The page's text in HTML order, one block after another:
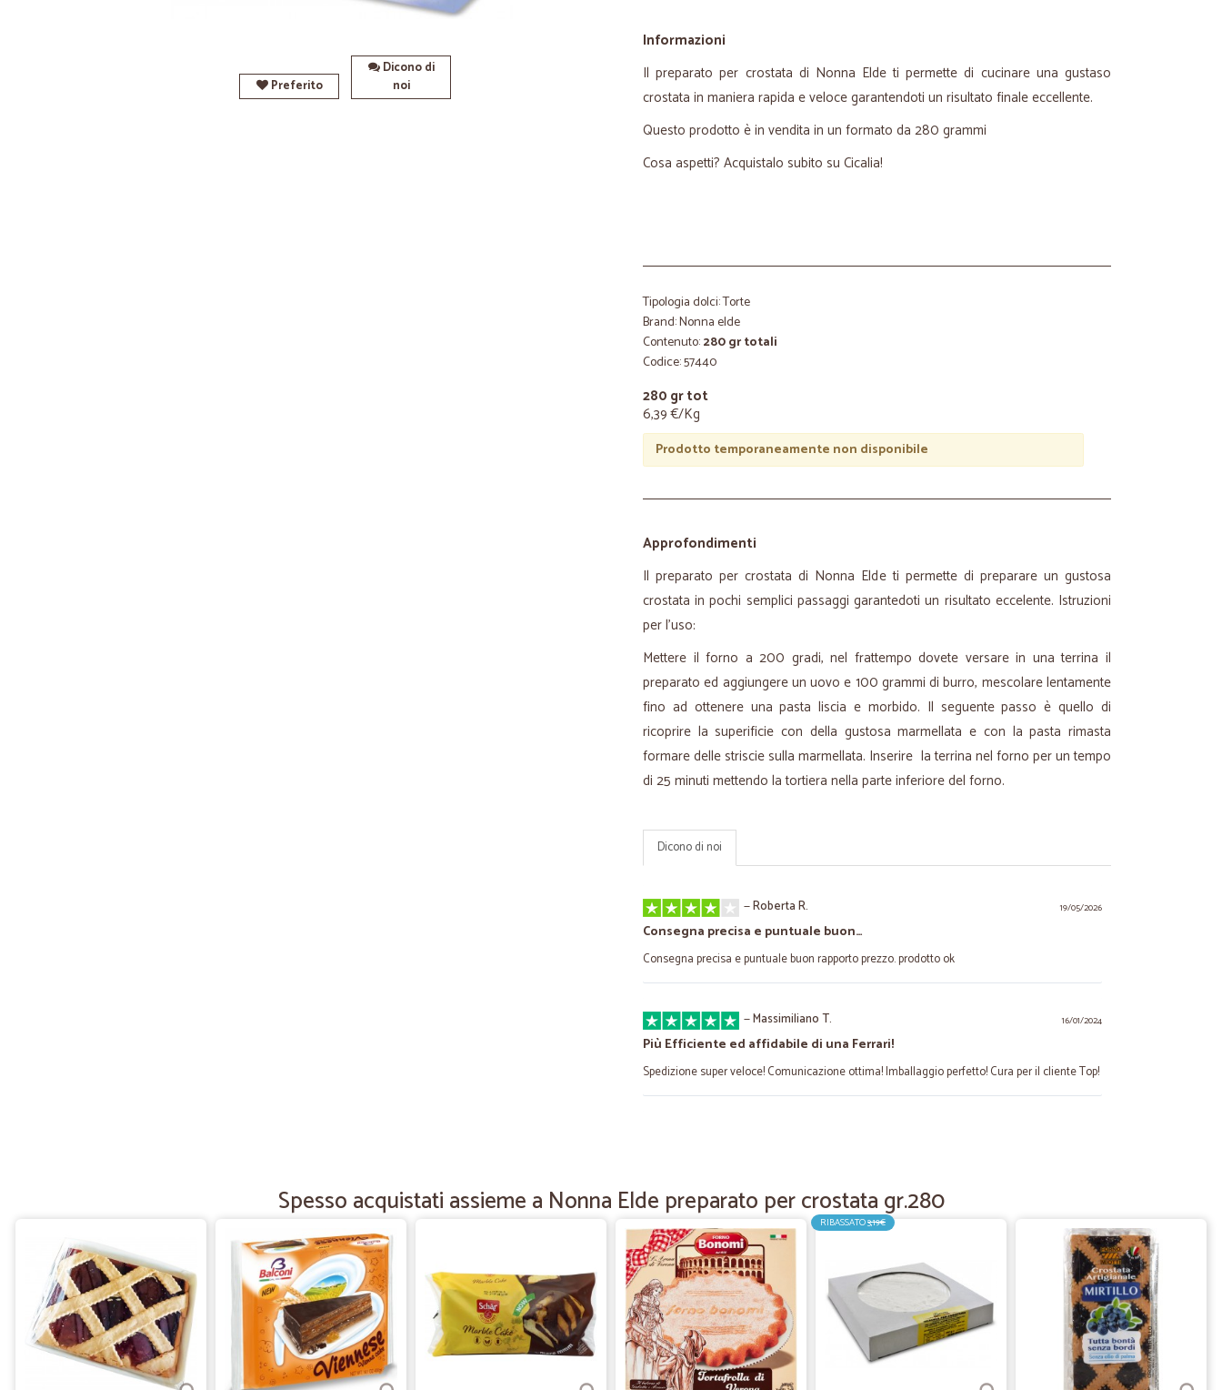
Preferito
Dicono di
noi
Informazioni
Il preparato per crostata di Nonna Elde ti permette di cucinare una gustaso
crostata in maniera rapida e veloce garantendoti un risultato finale eccellente.
Questo prodotto è in vendita in un formato da 280 grammi
Cosa aspetti? Acquistalo subito su Cicalia!
Tipologia dolci: Torte
Brand: Nonna elde
Contenuto:280 gr totali
Codice: 57440
280 gr tot
6,39 €/Kg
Prodotto temporaneamente non disponibile
Approfondimenti
Il preparato per crostata di Nonna Elde ti permette di preparare un gustosa
crostata in pochi semplici passaggi garantedoti un risultato eccelente. Istruzioni
per l'uso:
Mettere il forno a 200 gradi, nel frattempo dovete versare in una terrina il
preparato ed aggiungere un uovo e 100 grammi di burro, mescolare lentamente
fino ad ottenere una pasta liscia e morbido. Il seguente passo è quello di
ricoprire la superificie con della gustosa marmellata e con la pasta rimasta
formare delle striscie sulla marmellata. Inserire la terrina nel forno per un tempo
di 25 minuti mettendo la tortiera nella parte inferiore del forno.
Dicono di noi
19/05/2026
—Roberta R.
Consegna precisa e puntuale buon…
Consegna precisa e puntuale buon rapporto prezzo. prodotto ok
16/01/2024
—Massimiliano T.
Più Efficiente ed affidabile di una Ferrari!
Spedizione super veloce! Comunicazione ottima! Imballaggio perfetto! Cura per il cliente Top!
06/09/2022
—Patrizia Z.
OTTIMO SITO
OTTIMO SITO, DOVE HO TROVATO PRODOTTI CHE FATICAVO A TROVARE IN COMMERCIO
RAPIDA LA SPEDIZIONE - PROFESSIONALI
07/05/2021
—Bruno B.
Spesso acquistati assieme a Nonna Elde preparato per crostata gr.280
RIBASSATO3,19€